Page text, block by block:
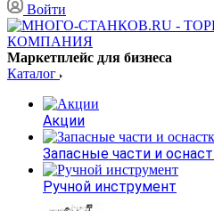
Войти
Маркетплейс для бизнеса
Каталог
Акции
Запасные части и
Ручной инструмент